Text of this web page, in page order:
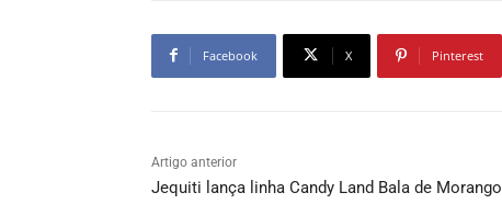
Facebook X Pinterest
Artigo anterior
Jequiti lança linha Candy Land Bala de Morango